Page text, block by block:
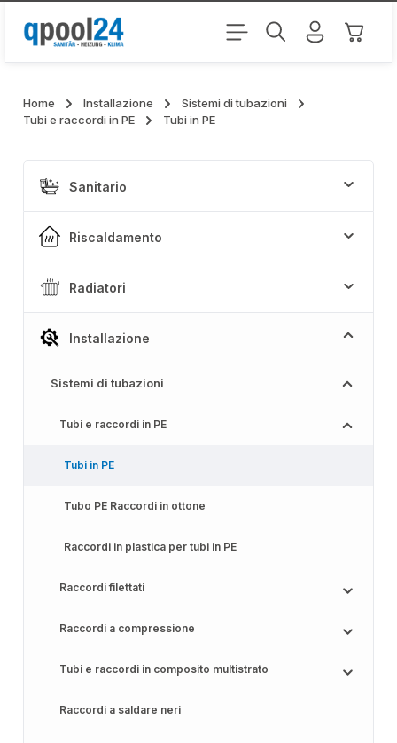
Passa al contenuto principale Il
Home Installazione
Sistemi di tubazioni
Tubi e raccordi in PE
Tubi in PE
Sanitario
Riscaldamento
Radiatori
Installazione
Sistemi di tubazioni
Tubi e raccordi in PE
Tubi in PE
Tubo PE Raccordi in ottone
Raccordi in plastica per tubi in PE
Raccordi filettati
Raccordi a compressione
Tubi e raccordi in composito multistrato
Raccordi a saldare neri